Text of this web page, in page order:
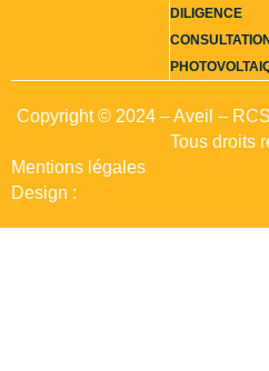
DILIGENCE
CONSULTATION
Copyright © 2024 – Aveil –
Tous droits
Mentions légales
Design :